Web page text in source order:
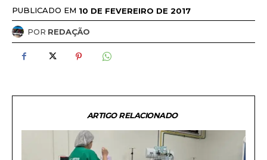
PUBLICADO EM 10 DE FEVEREIRO DE 2017
POR REDAÇÃO
ARTIGO RELACIONADO